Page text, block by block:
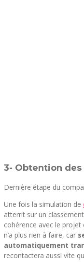
3- Obtention
Dernière étape du
Une fois la simulation de
atterrit sur un
cohérence avec le projet
n’a plus rien à faire, car
automatiquement
recontactera aussi vite